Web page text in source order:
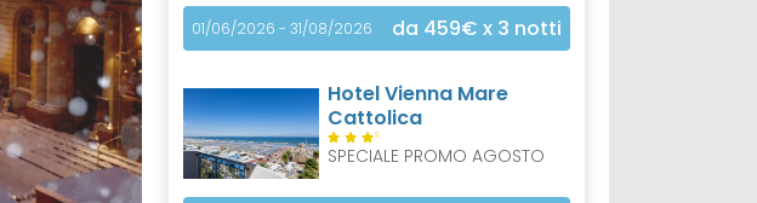
01/06/2026 - 31/08/2026 da 459€ x 3 notti
Hotel Vienna Mare
Cattolica
S
SPECIALE PROMO AGOSTO